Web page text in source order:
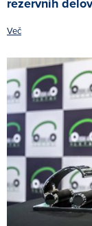
rezervnih delov
Več